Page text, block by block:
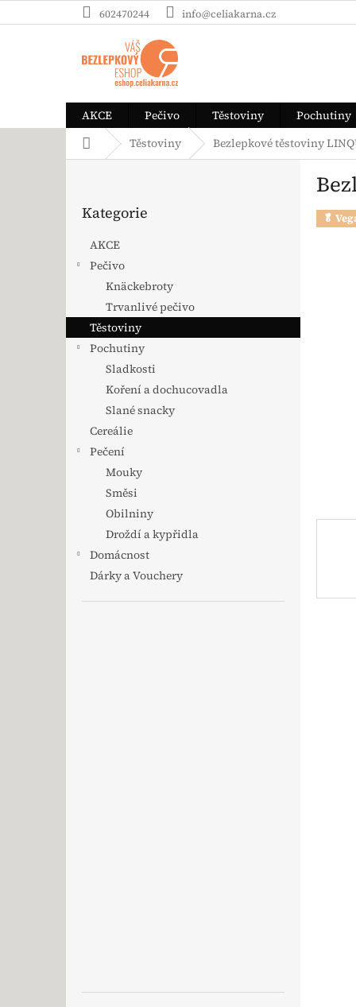
602470244 info@celiakarna.cz
AKCE Pečivo Těstoviny
Pochutiny
Domů Těstoviny Bezlepkové těstoviny
Kategorie
AKCE
Pečivo
Knäckebroty
Trvanlivé pečivo
Těstoviny
Pochutiny
Sladkosti
Koření a dochucovadla
Slané snacky
Cereálie
Pečení
Mouky
Směsi
Obilniny
Droždí a kypřidla
Domácnost
Dárky a Vouchery
🥬